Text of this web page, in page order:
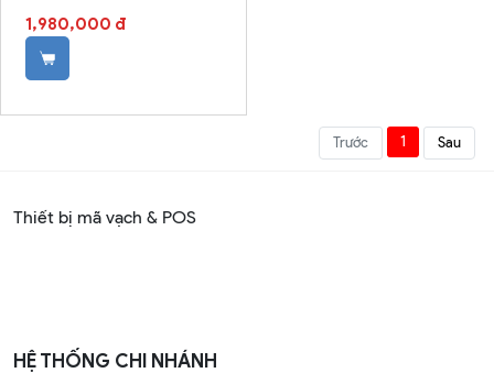
1,980,000 đ
Trước 1 Sau
Thiết bị mã vạch & POS
HỆ THỐNG CHI NHÁNH